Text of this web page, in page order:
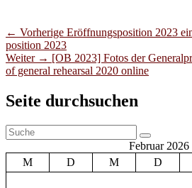
Beitragsnavigation
← Vorherige Vorheriger
Beitrag:
Eröffnungsposition 2023
position 2023
Weiter → Nächster
Beitrag:
[OB 2023] Fotos der
of general rehearsal 2020 online
Primärer
Widgetbereich
Seite durchsuchen
Suche
nach:
Suchen
Februar 2026
M
D M D